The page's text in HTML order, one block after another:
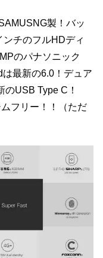
製！バッ
チのフルHDディ
のパナソニック
最新の6.0！デュア
USB Type C！
フリー！！（ただ